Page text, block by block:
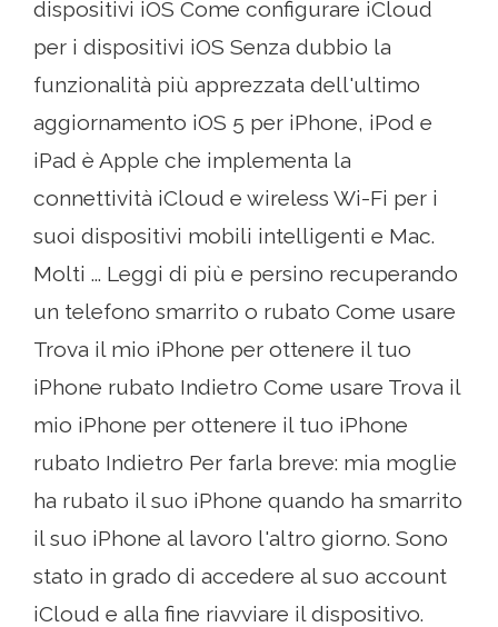
dispositivi iOS Come configurare iCloud
per i dispositivi iOS Senza dubbio la
funzionalità più apprezzata dell'ultimo
aggiornamento iOS 5 per iPhone, iPod e
iPad è Apple che implementa la
connettività iCloud e wireless Wi-Fi per i
suoi dispositivi mobili intelligenti e Mac.
Molti ... Leggi di più e persino recuperando
un telefono smarrito o rubato Come usare
Trova il mio iPhone per ottenere il tuo
iPhone rubato Indietro Come usare Trova il
mio iPhone per ottenere il tuo iPhone
rubato Indietro Per farla breve: mia moglie
ha rubato il suo iPhone quando ha smarrito
il suo iPhone al lavoro l'altro giorno. Sono
stato in grado di accedere al suo account
iCloud e alla fine riavviare il dispositivo.